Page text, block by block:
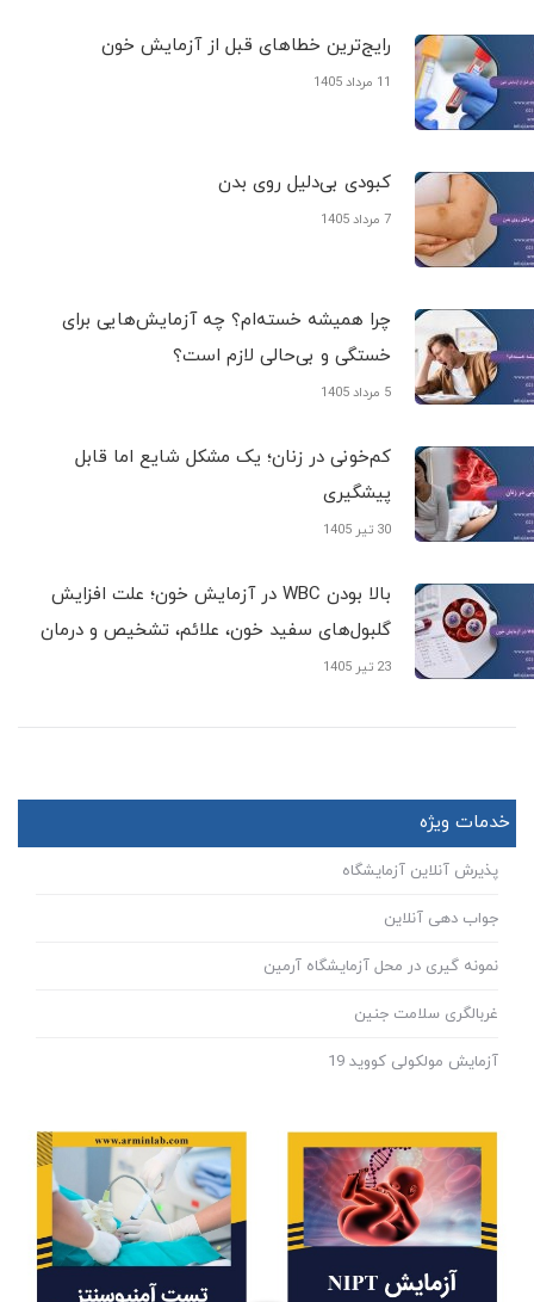
رایج‌ترین خطاهای قبل از آزمایش خون
11 مرداد 1405
کبودی‌ بی‌دلیل روی بدن
7 مرداد 1405
چرا همیشه خسته‌ام؟ چه آزمایش‌هایی برای
خستگی و بی‌حالی لازم است؟
5 مرداد 1405
کم‌خونی در زنان؛ یک مشکل شایع اما قابل
پیشگیری
30 تیر 1405
بالا بودن WBC در آزمایش خون؛ علت افزایش
گلبول‌های سفید خون، علائم، تشخیص و درمان
23 تیر 1405
خدمات ویژه
پذیرش آنلاین آزمایشگاه
جواب دهی آنلاین
نمونه گیری در محل آزمایشگاه آرمین
غربالگری سلامت جنین
آزمایش مولکولی کووید 19